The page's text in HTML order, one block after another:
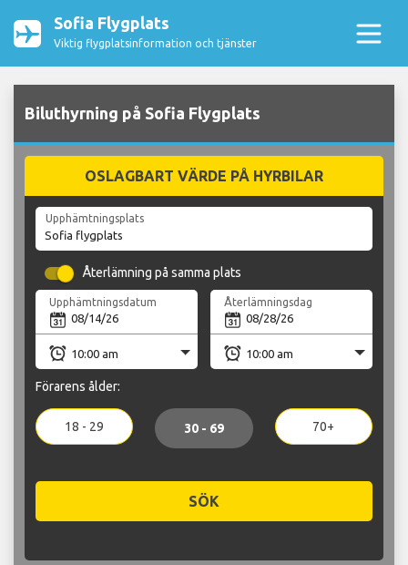
Sofia Flygplats
Viktig flygplatsinformation och tjänster
Biluthyrning på Sofia Flygplats
OSLAGBART VÄRDE PÅ HYRBILAR
Upphämtningsplats
Återlämning på samma plats
Upphämtningsdatum Återlämningsdag
Förarens ålder:
18 - 29 30 - 69 70+
SÖK